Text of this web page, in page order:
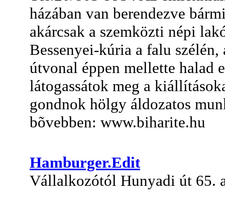
házában van berendezve
akárcsak a szemközti népi
Bessenyei-kúria a falu
útvonal éppen mellette halad
látogassátok meg a
gondnok hölgy áldozatos
bõvebben: www.biharite.hu
Hamburger.Edit
Vállalkozótól Hunyadi út 65.